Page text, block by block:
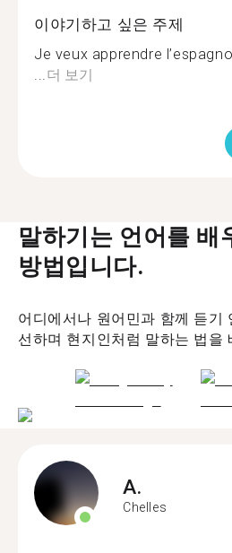
이야기하고 싶은 주제
Je veux apprendre
더 보기
말하기는 언어를 배
방법입니다.
어디에서나 원어민과 함께 듣기
선하며 현지인처럼 말하는 법을
A.
Chelles